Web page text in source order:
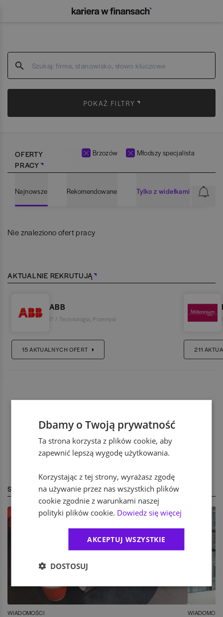
POKAŻ FILTRY
OFERTY
PRACY
Brzozów Młodszy specjalista
Najnowsze Rekomendowane Tylko z widełkami
Nie znaleziono ofert pracy
AKTUALNIE REKRUTUJĄ
ABB
IT / Technologia Przemysł
15AKTUALNYCH OFERT 211
STREFA EKSPERTA
WIADOMOŚCI
Dbamy o Twoją prywatność
Ta strona korzysta z plików cookie, aby
zapewnić lepszą wygodę użytkowania.
Korzystając z tej strony, wyrażasz zgodę
na używanie przez nas wszystkich plików
cookie zgodnie z warunkami naszej
polityki plików cookie. Dowiedz się więcej
AKCEPTUJ WSZYSTKIE
DOSTOSUJ